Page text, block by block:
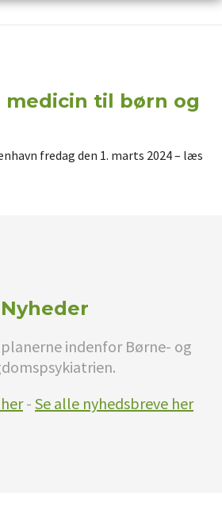
medicin til børn og
fredag den 1. marts 2024 – læs
Nyheder
planerne indenfor Børne- og
- Se alle nyhedsbreve her